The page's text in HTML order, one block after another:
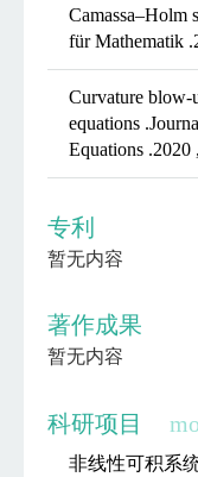
Camassa–Holm
für Mathematik
Curvature blow-
equations
Equations .2020
专利
暂无内容
著作成果
暂无内容
科研项目
非线性可积系